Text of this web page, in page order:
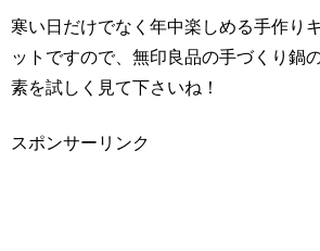
寒い日だけでなく年中楽しめる手作りキ
ットですので、無印良品の手づくり鍋
素を試しく見て下さいね！
スポンサーリンク